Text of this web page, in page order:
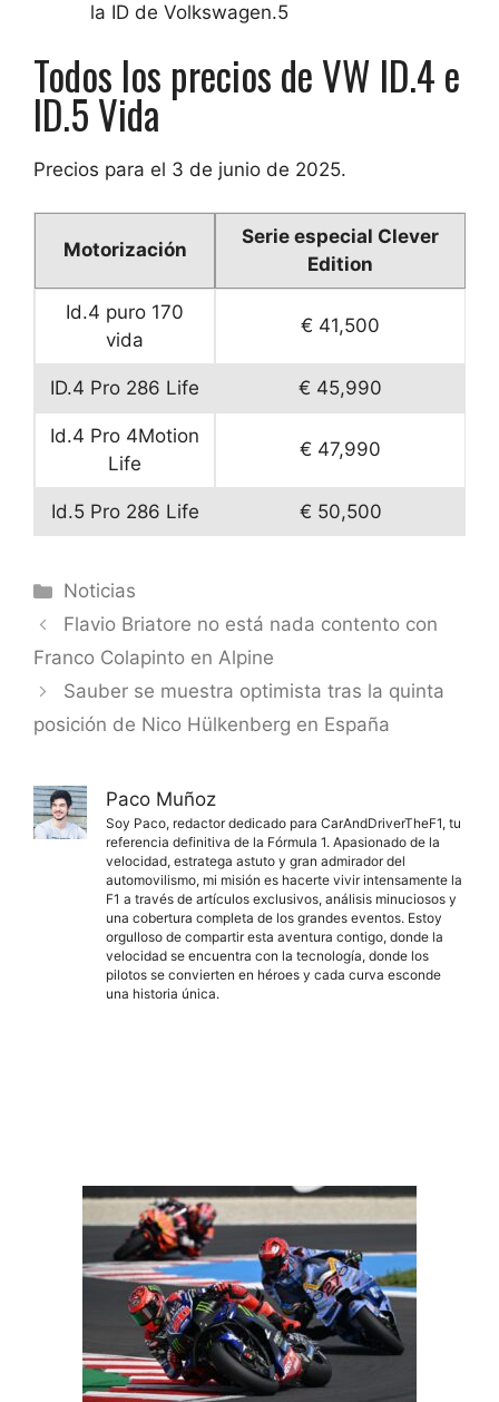
la ID de Volkswagen.5
Todos los precios de VW ID.4 e
ID.5 Vida
Precios para el 3 de junio de 2025.
Motorización
Serie especial Clever
Edition
Id.4 puro 170
vida
€ 41,500
ID.4 Pro 286 Life € 45,990
Id.4 Pro 4Motion
Life
€ 47,990
Id.5 Pro 286 Life € 50,500
Categorías
Noticias
Flavio Briatore no está nada contento con
Franco Colapinto en Alpine
Sauber se muestra optimista tras la quinta
posición de Nico Hülkenberg en España
Paco Muñoz
Soy Paco, redactor dedicado para CarAndDriverTheF1, tu
referencia definitiva de la Fórmula 1. Apasionado de la
velocidad, estratega astuto y gran admirador del
automovilismo, mi misión es hacerte vivir intensamente la
F1 a través de artículos exclusivos, análisis minuciosos y
una cobertura completa de los grandes eventos. Estoy
orgulloso de compartir esta aventura contigo, donde la
velocidad se encuentra con la tecnología, donde los
pilotos se convierten en héroes y cada curva esconde
una historia única.